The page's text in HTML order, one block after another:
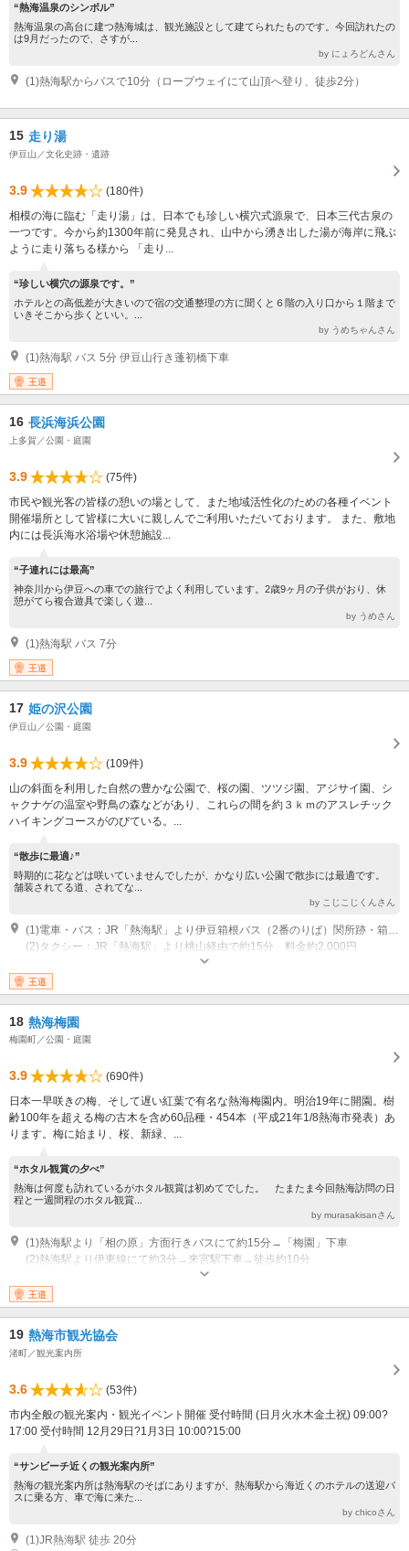
“熱海温泉のシンボル”
熱海温泉の高台に建つ熱海城は、観光施設として建てられたものです。今回訪れたの
は9月だったので、さすが...
by にょろどんさん
(1)熱海駅からバスで10分（ロープウェイにて山頂へ登り、徒歩2分）
15 走り湯
伊豆山／文化史跡・遺跡
3.9
(180件)
相模の海に臨む「走り湯」は、日本でも珍しい横穴式源泉で、日本三代古泉の
一つです。今から約1300年前に発見され、山中から湧き出した湯が海岸に飛ぶ
ように走り落ちる様から 「走り...
“珍しい横穴の源泉です。”
ホテルとの高低差が大きいので宿の交通整理の方に聞くと６階の入り口から１階まで
いきそこから歩くといい。...
by うめちゃんさん
(1)熱海駅 バス 5分 伊豆山行き蓬初橋下車
王道
16 長浜海浜公園
上多賀／公園・庭園
3.9
(75件)
市民や観光客の皆様の憩いの場として、また地域活性化のための各種イベント
開催場所として皆様に大いに親しんでご利用いただいております。 また、敷地
内には長浜海水浴場や休憩施設...
“子連れには最高”
神奈川から伊豆への車での旅行でよく利用しています。2歳9ヶ月の子供がおり、休
憩がてら複合遊具で楽しく遊...
by うめさん
(1)熱海駅 バス 7分
王道
17 姫の沢公園
伊豆山／公園・庭園
3.9
(109件)
山の斜面を利用した自然の豊かな公園で、桜の園、ツツジ園、アジサイ園、シ
ャクナゲの温室や野鳥の森などがあり、これらの間を約３ｋｍのアスレチック
ハイキングコースがのびている。...
“散歩に最適♪”
時期的に花などは咲いていませんでしたが、かなり広い公園で散歩には最適です。
舗装されてる道、されてな...
by こじこじくんさん
(2)タクシー：JR「熱海駅」より桃山経由で約15分 料金約2,000円
王道
18 熱海梅園
梅園町／公園・庭園
3.9
(690件)
日本一早咲きの梅、そして遅い紅葉で有名な熱海梅園内。明治19年に開園。樹
齢100年を超える梅の古木を含め60品種・454本（平成21年1/8熱海市発表）あ
ります。梅に始まり、桜、新緑、...
“ホタル観賞の夕べ”
熱海は何度も訪れているがホタル観賞は初めてでした。 たまたま今回熱海訪問の日
程と一週間程のホタル観賞...
by murasakisanさん
(1)熱海駅より「相の原」方面行きバスにて約15分→「梅園」下車
(2)熱海駅より伊東線にて約3分→来宮駅下車→徒歩約10分
営業時間：入園の時間制限はありません
王道
19 熱海市観光協会
渚町／観光案内所
3.6
(53件)
市内全般の観光案内・観光イベント開催 受付時間 (日月火水木金土祝) 09:00?
17:00 受付時間 12月29日?1月3日 10:00?15:00
“サンビーチ近くの観光案内所”
熱海の観光案内所は熱海駅のそばにありますが、熱海駅から海近くのホテルの送迎バ
スに乗る方、車で海に来た...
by chicoさん
(1)JR熱海駅 徒歩 20分